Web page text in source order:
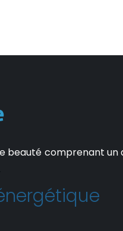
beauté comprenant